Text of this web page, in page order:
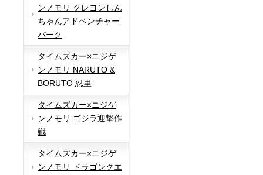
ンノモリ クレヨンしん
ちゃんアドベンチャー
パーク
タイムズカー×ニジゲ
ンノモリ NARUTO &
BORUTO 忍里
タイムズカー×ニジゲ
ンノモリ ゴジラ迎撃作
戦
タイムズカー×ニジゲ
ンノモリ ドラゴンクエ